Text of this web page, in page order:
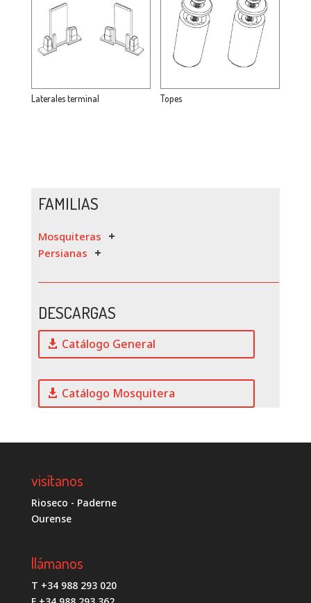
Laterales terminal Topes
FAMILIAS
Mosquiteras
Persianas
DESCARGAS
Catálogo General
Catálogo Mosquitera
visítanos
Rioseco - Paderne
Ourense
llámanos
T +34 988 293 020